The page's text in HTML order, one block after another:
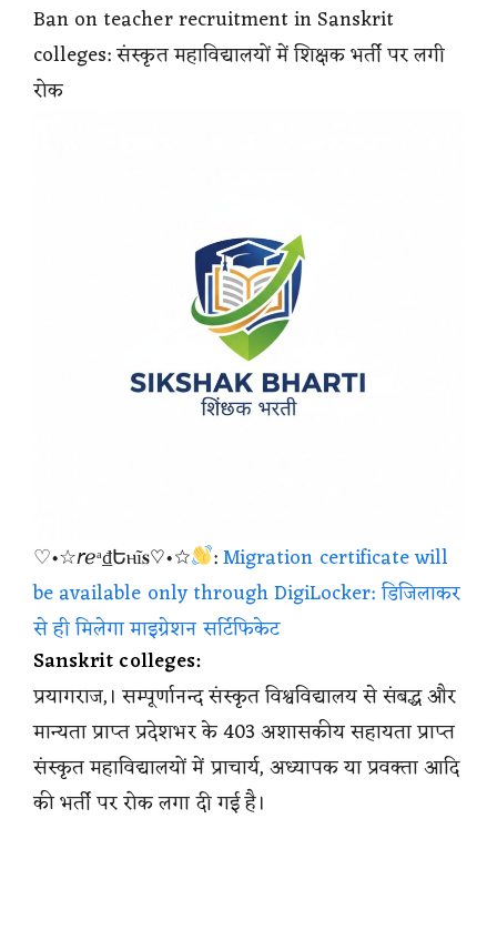
Ban on teacher recruitment in Sanskrit
colleges: संस्कृत महाविद्यालयों में शिक्षक भर्ती पर लगी
रोक
♡•☆𝘳ℯᵃ₫Եⲏĩ𝐬♡•☆ :Migration certificate will
be available only through DigiLocker: डिजिलाकर
से ही मिलेगा माइग्रेशन सर्टिफिकेट
Sanskrit colleges:
प्रयागराज,। सम्पूर्णानन्द संस्कृत विश्वविद्यालय से संबद्ध और
मान्यता प्राप्त प्रदेशभर के 403 अशासकीय सहायता प्राप्त
संस्कृत महाविद्यालयों में प्राचार्य, अध्यापक या प्रवक्ता आदि
की भर्ती पर रोक लगा दी गई है।